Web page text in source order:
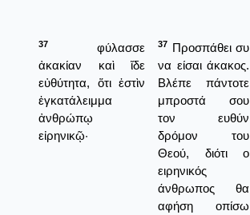
37
φύλασσε
ἀκακίαν καὶ ἴδε
εὐθύτητα, ὅτι ἐστὶν
ἐγκατάλειμμα
ἀνθρώπῳ
εἰρηνικῷ·
37 Προσπάθει συ
να είσαι άκακος.
Βλέπε πάντοτε
μπροστά σου
τον ευθύν
δρόμον του
Θεού, διότι ο
ειρηνικός
άνθρωπος θα
αφήση οπίσω